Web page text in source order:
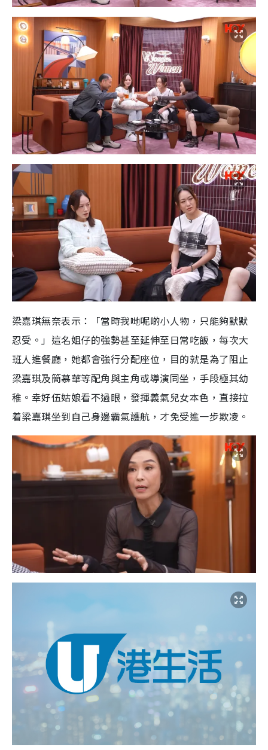
梁嘉琪無奈表示：「當時我哋呢啲小人物，只能夠默默
忍受。」這名姐仔的強勢甚至延伸至日常吃飯，每次大
班人進餐廳，她都會強行分配座位，目的就是為了阻止
梁嘉琪及簡慕華等配角與主角或導演同坐，手段極其幼
稚。幸好伍姑娘看不過眼，發揮義氣兒女本色，直接拉
着梁嘉琪坐到自己身邊霸氣護航，才免受進一步欺凌。